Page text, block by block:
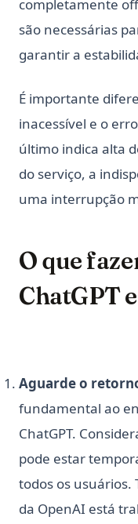
completamente
são necessárias
garantir a
É importante
inacessível e o
último indica alta
do serviço, a
uma interrupção
O que
ChatGPT
Aguarde o
fundamental ao
ChatGPT.
pode estar
todos os usuários.
da OpenAI está